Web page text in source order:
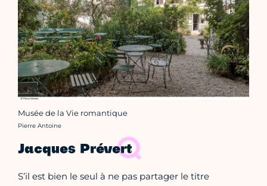
Musée de la Vie romantique
Crédit photo :
Pierre Antoine
Jacques Prévert
S’il est bien le seul à ne pas partager le titre